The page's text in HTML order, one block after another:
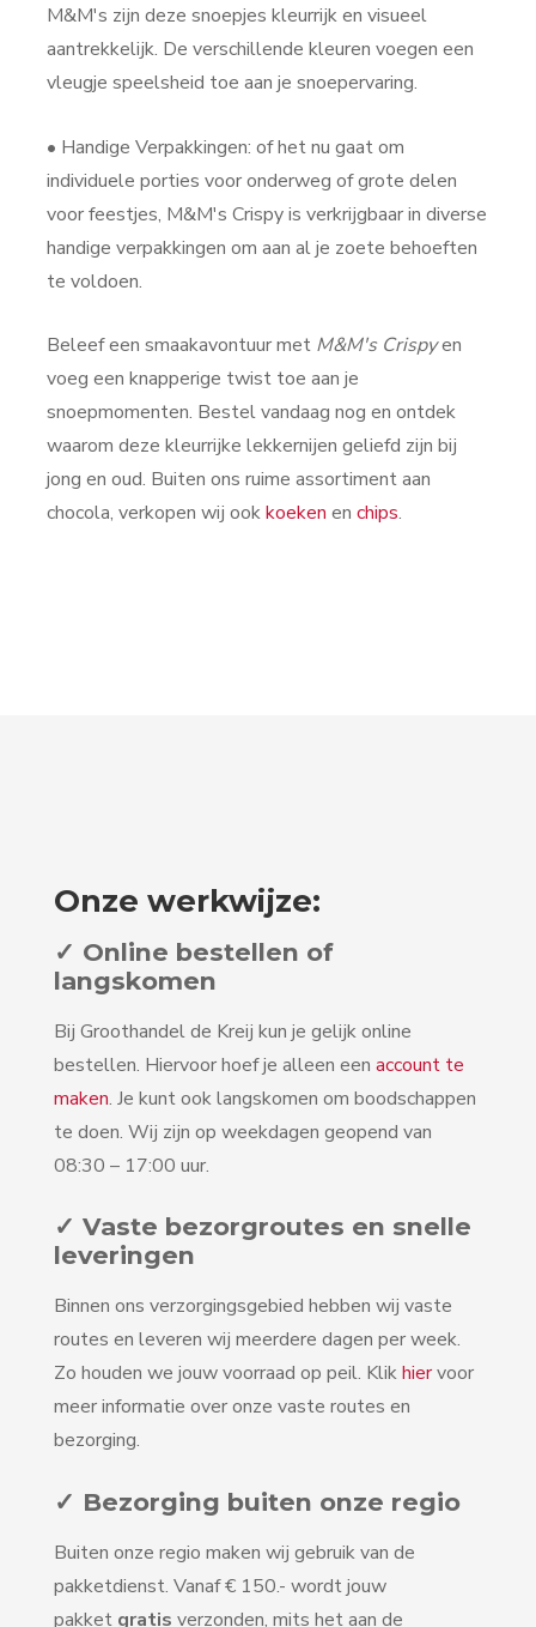
M&M's zijn deze snoepjes kleurrijk en visueel
aantrekkelijk. De verschillende kleuren voegen een
vleugje speelsheid toe aan je snoepervaring.
• Handige Verpakkingen: of het nu gaat om
individuele porties voor onderweg of grote delen
voor feestjes, M&M's Crispy is verkrijgbaar in diverse
handige verpakkingen om aan al je zoete behoeften
te voldoen.
Beleef een smaakavontuur met M&M's Crispyen
voeg een knapperige twist toe aan je
snoepmomenten. Bestel vandaag nog en ontdek
waarom deze kleurrijke lekkernijen geliefd zijn bij
jong en oud. Buiten ons ruime assortiment aan
chocola, verkopen wij ookkoeken en chips.
Onze werkwijze:
✓ Online bestellen of
langskomen
Bij Groothandel de Kreij kun je gelijk online
bestellen. Hiervoor hoef je alleen een account te
maken. Je kunt ook langskomen om boodschappen
te doen. Wij zijn op weekdagen geopend van
08:30 – 17:00 uur.
✓ Vaste bezorgroutes en snelle
leveringen
Binnen ons verzorgingsgebied hebben wij vaste
routes en leveren wij meerdere dagen per week.
Zo houden we jouw voorraad op peil. Klikhiervoor
meer informatie over onze vaste routes en
bezorging.
✓ Bezorging buiten onze regio
Buiten onze regio maken wij gebruik van de
pakketdienst. Vanaf € 150.- wordt jouw
pakket gratis verzonden, mits het aan de